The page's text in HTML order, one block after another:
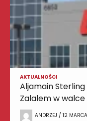
AKTUALNOŚCI
Aljamain
Zalalem w walce
ANDRZEJ / 12